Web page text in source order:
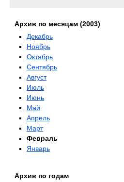
Архив по месяцам (2003)
Декабрь
Ноябрь
Октябрь
Сентябрь
Август
Июль
Июнь
Май
Апрель
Март
Февраль
Январь
Архив по годам